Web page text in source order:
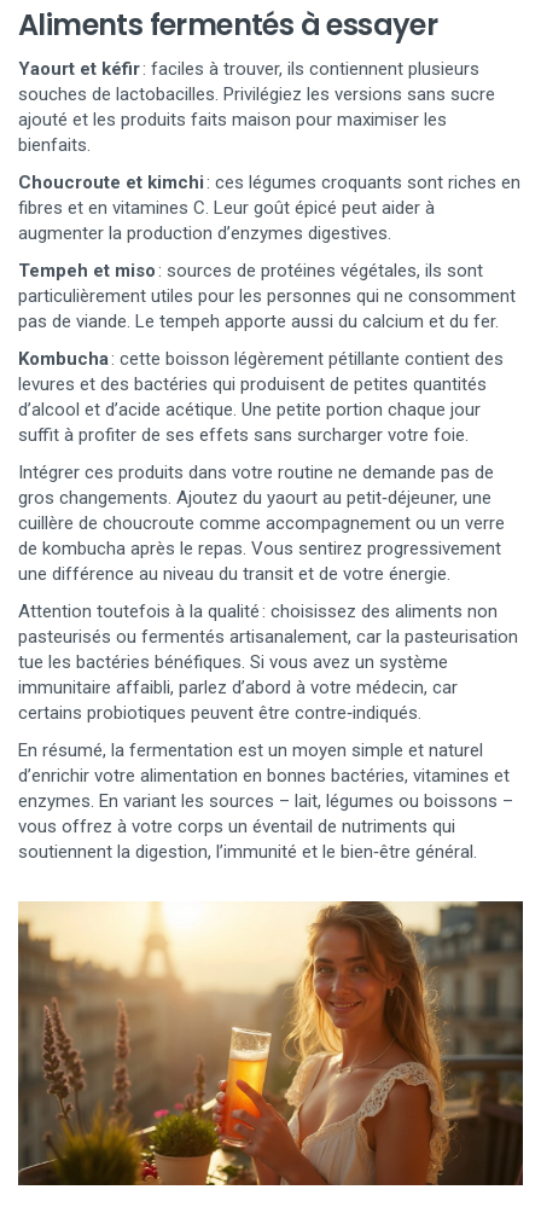
Aliments fermentés à essayer
Yaourt et kéfir: faciles à trouver, ils contiennent plusieurs
souches de lactobacilles. Privilégiez les versions sans sucre
ajouté et les produits faits maison pour maximiser les
bienfaits.
Choucroute et kimchi: ces légumes croquants sont riches en
fibres et en vitamines C. Leur goût épicé peut aider à
augmenter la production d’enzymes digestives.
Tempeh et miso: sources de protéines végétales, ils sont
particulièrement utiles pour les personnes qui ne consomment
pas de viande. Le tempeh apporte aussi du calcium et du fer.
Kombucha: cette boisson légèrement pétillante contient des
levures et des bactéries qui produisent de petites quantités
d’alcool et d’acide acétique. Une petite portion chaque jour
suffit à profiter de ses effets sans surcharger votre foie.
Intégrer ces produits dans votre routine ne demande pas de
gros changements. Ajoutez du yaourt au petit‑déjeuner, une
cuillère de choucroute comme accompagnement ou un verre
de kombucha après le repas. Vous sentirez progressivement
une différence au niveau du transit et de votre énergie.
Attention toutefois à la qualité : choisissez des aliments non
pasteurisés ou fermentés artisanalement, car la pasteurisation
tue les bactéries bénéfiques. Si vous avez un système
immunitaire affaibli, parlez d’abord à votre médecin, car
certains probiotiques peuvent être contre‑indiqués.
En résumé, la fermentation est un moyen simple et naturel
d’enrichir votre alimentation en bonnes bactéries, vitamines et
enzymes. En variant les sources – lait, légumes ou boissons –
vous offrez à votre corps un éventail de nutriments qui
soutiennent la digestion, l’immunité et le bien‑être général.